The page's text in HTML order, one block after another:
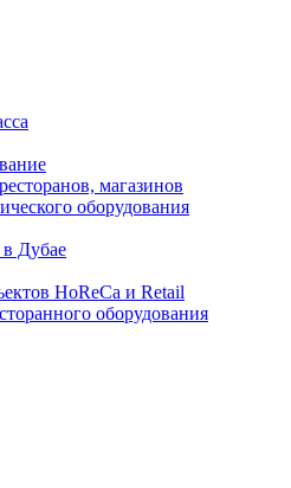
магазинов
оборудования
Дубае
HoReCa и Retail
оборудования